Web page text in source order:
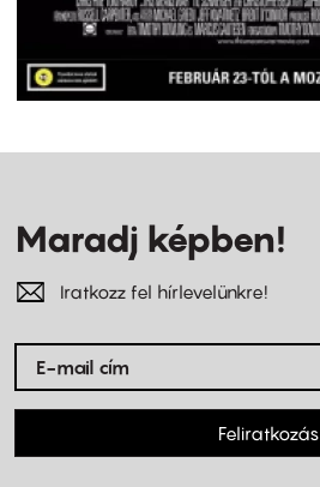
Maradj képben!
Iratkozz fel hírlevelünkre!
Feliratkozás